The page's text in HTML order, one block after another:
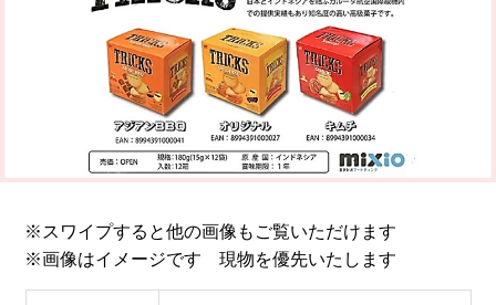
※スワイプすると他の画像もご覧いただけます
※画像はイメージです 現物を優先いたします